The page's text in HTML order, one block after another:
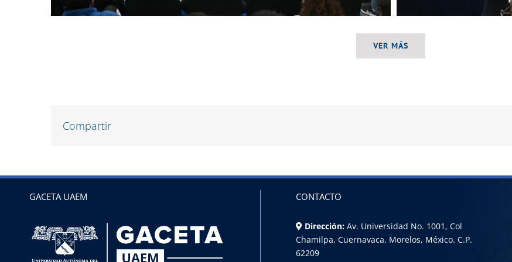
VER MÁS
Compartir
GACETA UAEM CONTACTO
Dirección: Av. Universidad No. 1001, Col
Chamilpa, Cuernavaca, Morelos, México. C.P.
62209